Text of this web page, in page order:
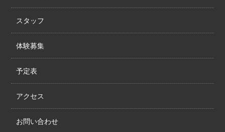
スタッフ
体験募集
予定表
アクセス
お問い合わせ